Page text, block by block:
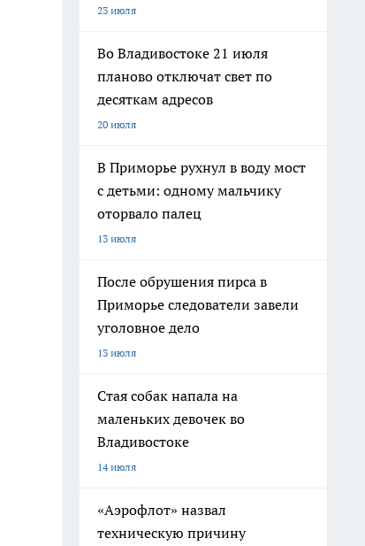
23 июля
Во Владивостоке 21 июля
планово отключат свет по
десяткам адресов
20 июля
В Приморье рухнул в воду мост
с детьми: одному мальчику
оторвало палец
13 июля
После обрушения пирса в
Приморье следователи завели
уголовное дело
13 июля
Стая собак напала на
маленьких девочек во
Владивостоке
14 июля
«Аэрофлот» назвал
техническую причину